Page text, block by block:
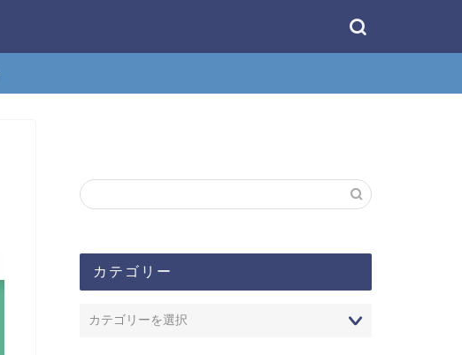
カテゴリー